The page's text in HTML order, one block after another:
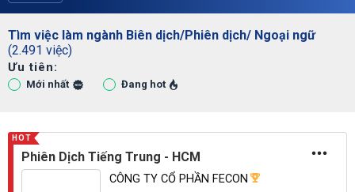
Tìm việc làm ngành Biên dịch/Phiên dịch/ Ngoại ngữ
(2.491 việc)
Ưu tiên:
Mới nhất Đang hot
HOT
Phiên Dịch Tiếng Trung - HCM
CÔNG TY CỔ PHẦN FECON